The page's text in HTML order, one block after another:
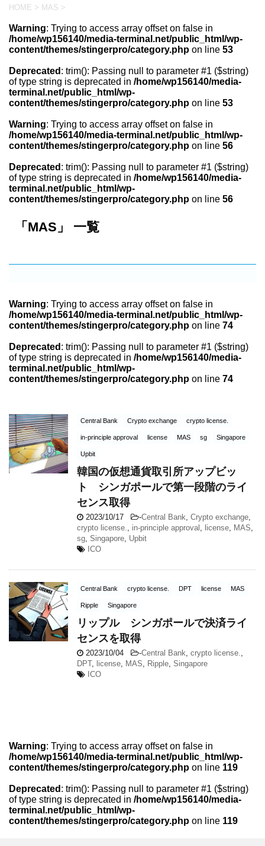
HOME > MAS >
Warning: Trying to access array offset on false in
/home/wp156140/media-terminal.net/public_html/wp-
content/themes/stingerpro/category.php on line 53
Deprecated : trim(): Passing null to parameter #1 ($string)
of type string is deprecated in /home/wp156140/media-
terminal.net/public_html/wp-
content/themes/stingerpro/category.php on line 53
Warning: Trying to access array offset on false in
/home/wp156140/media-terminal.net/public_html/wp-
content/themes/stingerpro/category.php on line 56
Deprecated : trim(): Passing null to parameter #1 ($string)
of type string is deprecated in /home/wp156140/media-
terminal.net/public_html/wp-
content/themes/stingerpro/category.php on line 56
「MAS」 一覧
Warning: Trying to access array offset on false in
/home/wp156140/media-terminal.net/public_html/wp-
content/themes/stingerpro/category.php on line 74
Deprecated : trim(): Passing null to parameter #1 ($string)
of type string is deprecated in /home/wp156140/media-
terminal.net/public_html/wp-
content/themes/stingerpro/category.php on line 74
Central Bank Crypto exchange crypto license.
in-principle approval license MAS sg Singapore
Upbit
韓国の仮想通貨取引所アップビッ
ト シンガポールで第一段階のライ
センス取得
2023/10/17 -Central Bank Crypto exchange
crypto license.
in-principle approval license MAS
sg Singapore Upbit
ICO
Central Bank crypto license. DPT license MAS
Ripple Singapore
リップル シンガポールで決済ライ
センスを取得
2023/10/04 -Central Bank crypto license.
DPT, license MAS Ripple Singapore
ICO
Warning: Trying to access array offset on false in
/home/wp156140/media-terminal.net/public_html/wp-
content/themes/stingerpro/category.php on line 119
Deprecated : trim(): Passing null to parameter #1 ($string)
of type string is deprecated in /home/wp156140/media-
terminal.net/public_html/wp-
content/themes/stingerpro/category.php on line 119